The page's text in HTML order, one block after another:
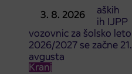
3. 8. 2026
Predprodaja dijaških
subvencioniranih IJPP
vozovnic za šolsko leto
2026/2027 se začne 21.
avgusta
Kranj